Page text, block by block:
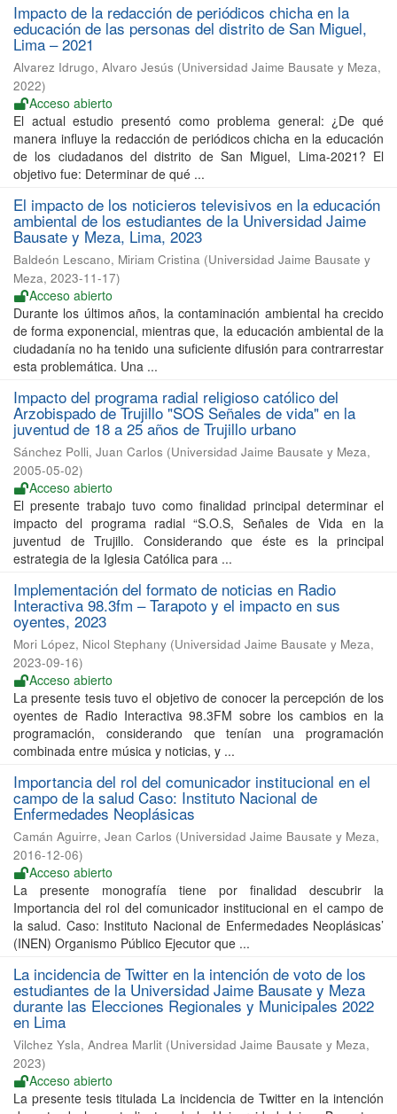
Impacto de la redacción de periódicos chicha en la
educación de las personas del distrito de San Miguel,
Lima – 2021
Alvarez Idrugo, Alvaro Jesús (Universidad Jaime Bausate y Meza,
2022)
Acceso abierto
El actual estudio presentó como problema general: ¿De qué
manera influye la redacción de periódicos chicha en la educación
de los ciudadanos del distrito de San Miguel, Lima-2021? El
objetivo fue: Determinar de qué ...
El impacto de los noticieros televisivos en la educación
ambiental de los estudiantes de la Universidad Jaime
Bausate y Meza, Lima, 2023
Baldeón Lescano, Miriam Cristina (Universidad Jaime Bausate y
Meza, 2023-11-17)
Acceso abierto
Durante los últimos años, la contaminación ambiental ha crecido
de forma exponencial, mientras que, la educación ambiental de la
ciudadanía no ha tenido una suficiente difusión para contrarrestar
esta problemática. Una ...
Impacto del programa radial religioso católico del
Arzobispado de Trujillo "SOS Señales de vida" en la
juventud de 18 a 25 años de Trujillo urbano
Sánchez Polli, Juan Carlos (Universidad Jaime Bausate y Meza,
2005-05-02)
Acceso abierto
El presente trabajo tuvo como finalidad principal determinar el
impacto del programa radial “S.O.S, Señales de Vida en la
juventud de Trujillo. Considerando que éste es la principal
estrategia de la Iglesia Católica para ...
Implementación del formato de noticias en Radio
Interactiva 98.3fm – Tarapoto y el impacto en sus
oyentes, 2023
Mori López, Nicol Stephany (Universidad Jaime Bausate y Meza,
2023-09-16)
Acceso abierto
La presente tesis tuvo el objetivo de conocer la percepción de los
oyentes de Radio Interactiva 98.3FM sobre los cambios en la
programación, considerando que tenían una programación
combinada entre música y noticias, y ...
Importancia del rol del comunicador institucional en el
campo de la salud Caso: Instituto Nacional de
Enfermedades Neoplásicas
Camán Aguirre, Jean Carlos (Universidad Jaime Bausate y Meza,
2016-12-06)
Acceso abierto
La presente monografía tiene por finalidad descubrir la
Importancia del rol del comunicador institucional en el campo de
la salud. Caso: Instituto Nacional de Enfermedades Neoplásicas’
(INEN) Organismo Público Ejecutor que ...
La incidencia de Twitter en la intención de voto de los
estudiantes de la Universidad Jaime Bausate y Meza
durante las Elecciones Regionales y Municipales 2022
en Lima
Vilchez Ysla, Andrea Marlit (Universidad Jaime Bausate y Meza,
2023)
Acceso abierto
La presente tesis titulada La incidencia de Twitter en la intención